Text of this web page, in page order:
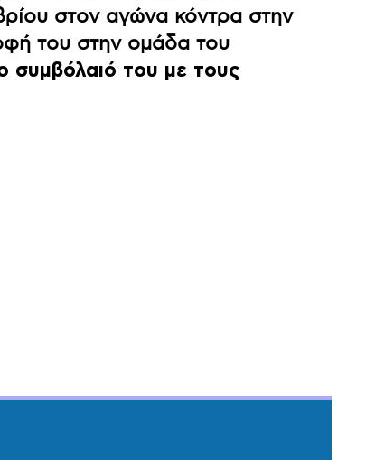
στον αγώνα κόντρα στην
του στην ομάδα του
συμβόλαιό του με τους